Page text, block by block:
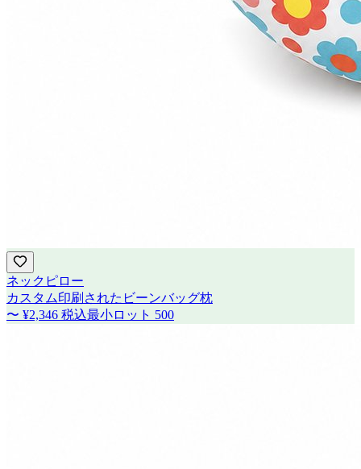
ネックピロー
カスタム印刷されたビーンバッグ枕
〜 ¥2,346 税込最小ロット 500